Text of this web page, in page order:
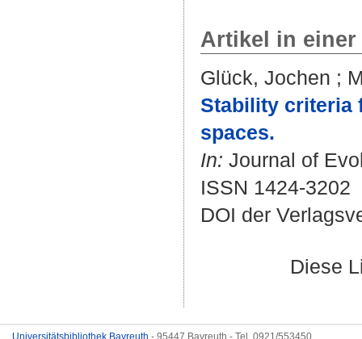
Artikel in
Glück, Jochen ;
Stability criteria
spaces.
In: Journal of
ISSN 1424-3202
DOI der
Diese
Universitätsbibliothek Bayreuth - 95447 Bayreuth - Tel. 0921/553450